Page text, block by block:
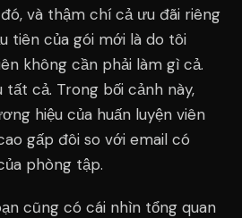
và thậm chí cả ưu đãi riêng
tiên của gói mới là do tôi
không cần phải làm gì cả.
tất cả. Trong bối cảnh này,
hiệu của huấn luyện viên
gấp đôi so với email có
phòng tập.
cũng có cái nhìn tổng quan